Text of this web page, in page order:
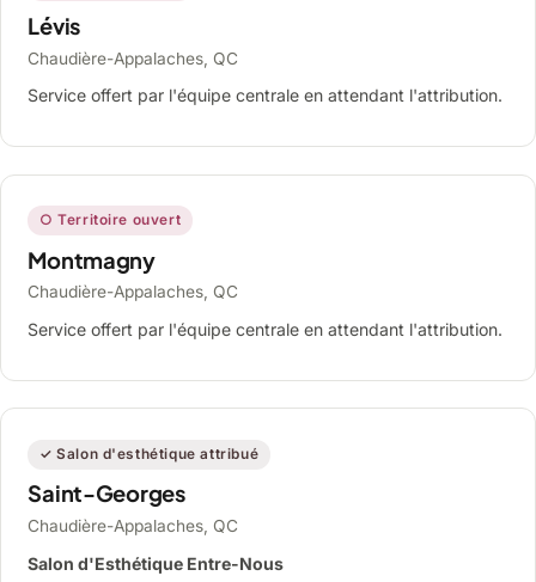
Lévis
Chaudière-Appalaches, QC
Service offert par l'équipe centrale en attendant l'attribution.
○ Territoire ouvert
Montmagny
Chaudière-Appalaches, QC
Service offert par l'équipe centrale en attendant l'attribution.
✓ Salon d'esthétique attribué
Saint-Georges
Chaudière-Appalaches, QC
Salon d'Esthétique Entre-Nous